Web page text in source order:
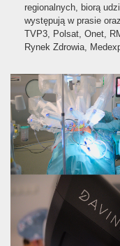
regionalnych, biorą
występują w prasie
TVP3, Polsat, Onet,
Rynek Zdrowia,